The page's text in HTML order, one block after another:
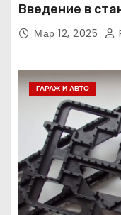
Введение в
Мар 12, 2025
ГАРАЖ И АВТО